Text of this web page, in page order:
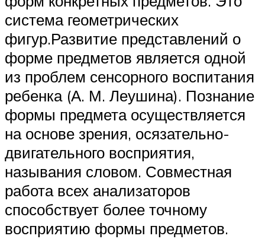
система геометрических
фигур.Развитие представлений о
форме предметов является одной
из проблем сенсорного воспитания
ребенка (А. М. Леушина). Познание
формы предмета осуществляется
на основе зрения, осязатель­но-
двигательного восприятия,
называния словом. Совместная
работа всех анализаторов
способствует более точному
воспри­ятию формы предметов.